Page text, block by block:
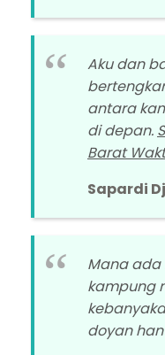
Aku dan
antara
di depan.
Barat
Sapardi
Mana
kampung
doyan